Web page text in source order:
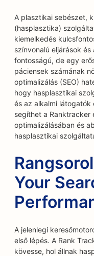
A plasztikai sebészet,
(hasplasztika)
kiemelkedés
színvonalú eljárások
fontosságú, de egy
páciensek számának
optimalizálás (SEO)
hogy hasplasztikai
és az alkalmi
segíthet a Ranktracker
optimalizálásában és
hasplasztikai
Your
A jelenlegi
első lépés. A Rank
kövesse, hol állnak